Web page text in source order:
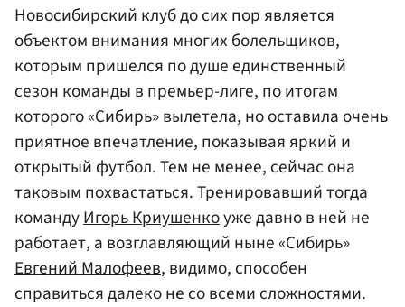
Новосибирский клуб до сих пор является
объектом внимания многих болельщиков,
которым пришелся по душе единственный
сезон команды в премьер-лиге, по итогам
которого «Сибирь» вылетела, но оставила очень
приятное впечатление, показывая яркий и
открытый футбол. Тем не менее, сейчас она
таковым похвастаться. Тренировавший тогда
командуИгорь Криушенкоуже давно в ней не
работает, а возглавляющий ныне «Сибирь»
Евгений Малофеев, видимо, способен
справиться далеко не со всеми сложностями.